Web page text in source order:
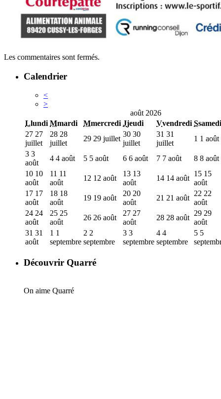
Les commentaires sont fermés.
Calendrier
<
>
août 2026
Llundi Mmardi Mmercredi Jjeudi Vvendredi Ssamedi
27 27
juillet
28 28
juillet
29 29 juillet
30 30
juillet
31 31
juillet
1 1 août
3 3
août
4 4 août 5 5 août 6 6 août 7 7 août 8 8 août
10 10
août
11 11
août
12 12 août
13 13
août
14 14 août
15 15
août
17 17
août
18 18
août
19 19 août
20 20
août
21 21 août
22 22
août
24 24
août
25 25
août
26 26 août
27 27
août
28 28 août
29 29
août
31 31
août
1 1
septembre
2 2
septembre
3 3
septembre
4 4
septembre
5 5
Découvrir Quarré
On aime Quarré